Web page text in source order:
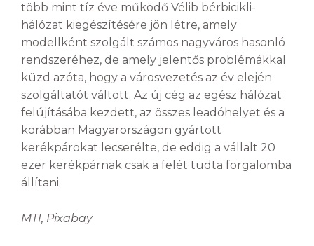
több mint tíz éve működő Vélib bérbicikli-
hálózat kiegészítésére jön létre, amely
modellként szolgált számos nagyváros hasonló
rendszeréhez, de amely jelentős problémákkal
küzd azóta, hogy a városvezetés az év elején
szolgáltatót váltott. Az új cég az egész hálózat
felújításába kezdett, az összes leadóhelyet és a
korábban Magyarországon gyártott
kerékpárokat lecserélte, de eddig a vállalt 20
ezer kerékpárnak csak a felét tudta forgalomba
állítani.
MTI, Pixabay